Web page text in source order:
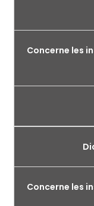
Concerne les
Concerne les